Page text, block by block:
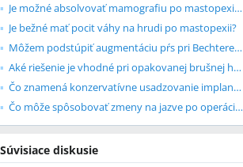
Je možné absolvovať mamografiu po mastopexii bez implantátov?
Je bežné mať pocit váhy na hrudi po mastopexii?
Môžem podstúpiť augmentáciu pŕs pri Bechterevovej chorobe?
Aké riešenie je vhodné pri opakovanej brušnej hernii po abdominoplastike?
Čo znamená konzervatívne usadzovanie implantátu po augmentácii?
Čo môže spôsobovať zmeny na jazve po operácii prsníkov?
Súvisiace diskusie